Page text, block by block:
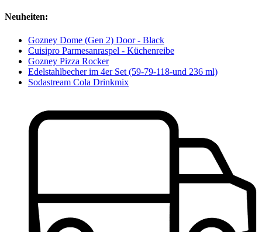
Neuheiten:
Gozney Dome (Gen 2) Door - Black
Cuisipro Parmesanraspel - Küchenreibe
Gozney Pizza Rocker
Edelstahlbecher im 4er Set (59-79-118-und 236 ml)
Sodastream Cola Drinkmix